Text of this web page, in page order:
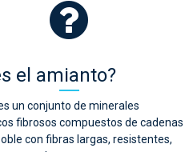
el amianto?
un conjunto de minerales
fibrosos compuestos de cadenas
con fibras largas, resistentes,